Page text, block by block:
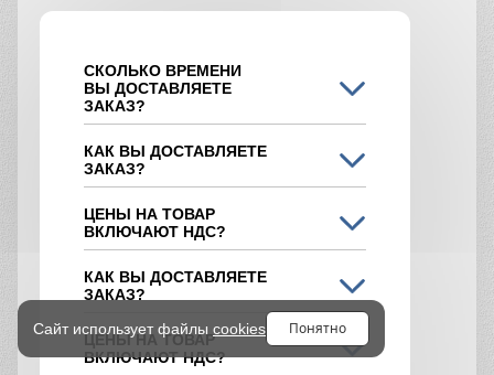
СКОЛЬКО ВРЕМЕНИ
ВЫ ДОСТАВЛЯЕТЕ
ЗАКАЗ?
КАК ВЫ ДОСТАВЛЯЕТЕ
ЗАКАЗ?
ЦЕНЫ НА ТОВАР
ВКЛЮЧАЮТ НДС?
КАК ВЫ ДОСТАВЛЯЕТЕ
ЗАКАЗ?
ЦЕНЫ НА ТОВАР
ВКЛЮЧАЮТ НДС?
Сайт использует файлы cookies Понятно